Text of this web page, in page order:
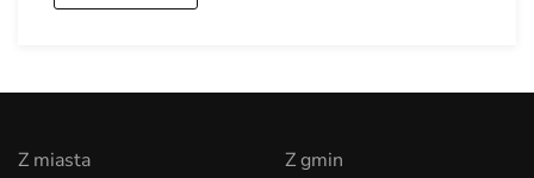
Z miasta
Z gmin